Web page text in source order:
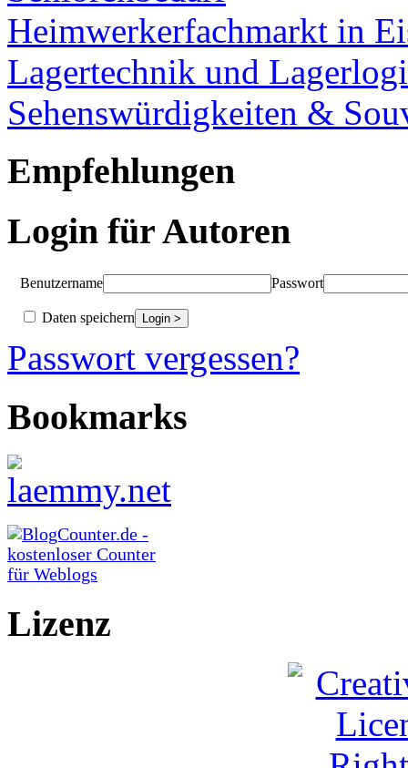
Heimwerkerfachmarkt in
Lagertechnik und
Sehenswürdigkeiten &
Empfehlungen
Login für Autoren
Benutzername Passwort
Daten speichern
Passwort vergessen?
Bookmarks
Lizenz